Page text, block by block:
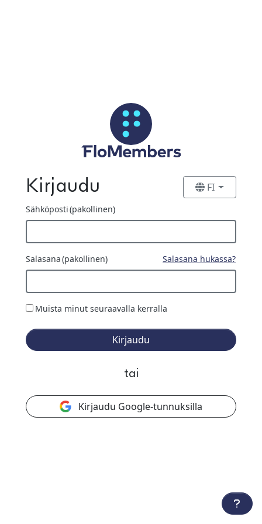
Kirjaudu FI
Sähköposti(pakollinen)
Salasana(pakollinen) Salasana hukassa?
Muista minut seuraavalla kerralla
Kirjaudu
tai
Kirjaudu Google-tunnuksilla